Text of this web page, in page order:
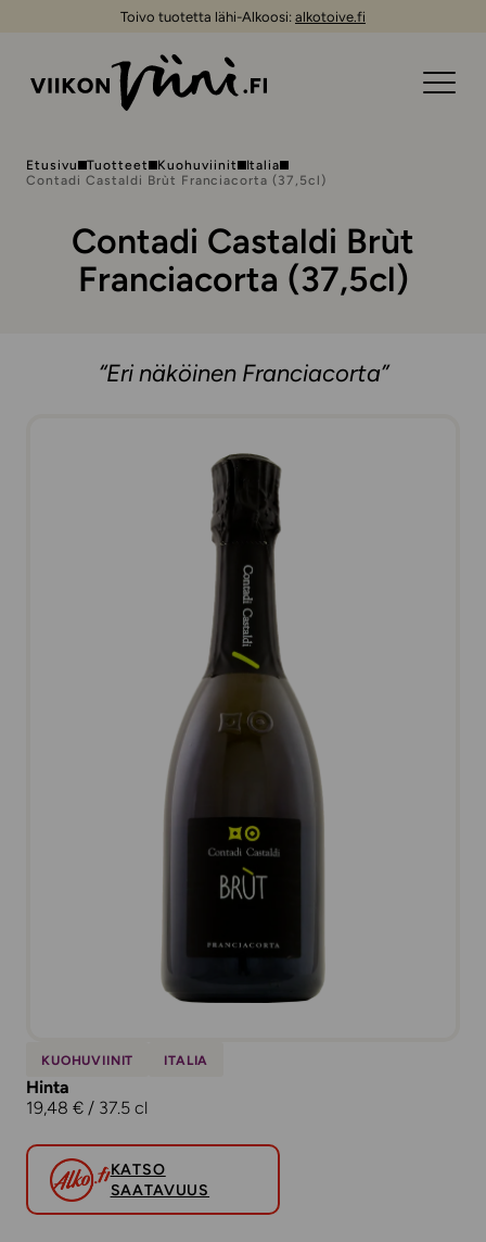
Toivo tuotetta lähi-Alkoosi: alkotoive.fi
Etusivu Tuotteet Kuohuviinit
Italia
Contadi Castaldi Brùt Franciacorta (37,5cl)
Contadi Castaldi Brùt
Franciacorta (37,5cl)
“Eri näköinen Franciacorta”
KUOHUVIINIT ITALIA
Hinta
19,48 € / 37.5 cl
KATSO
SAATAVUUS